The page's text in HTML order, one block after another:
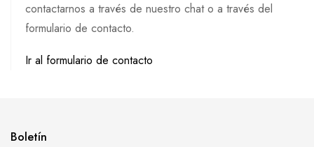
contactarnos a través de nuestro chat o a través del
formulario de contacto.
Ir al formulario de contacto
Boletín